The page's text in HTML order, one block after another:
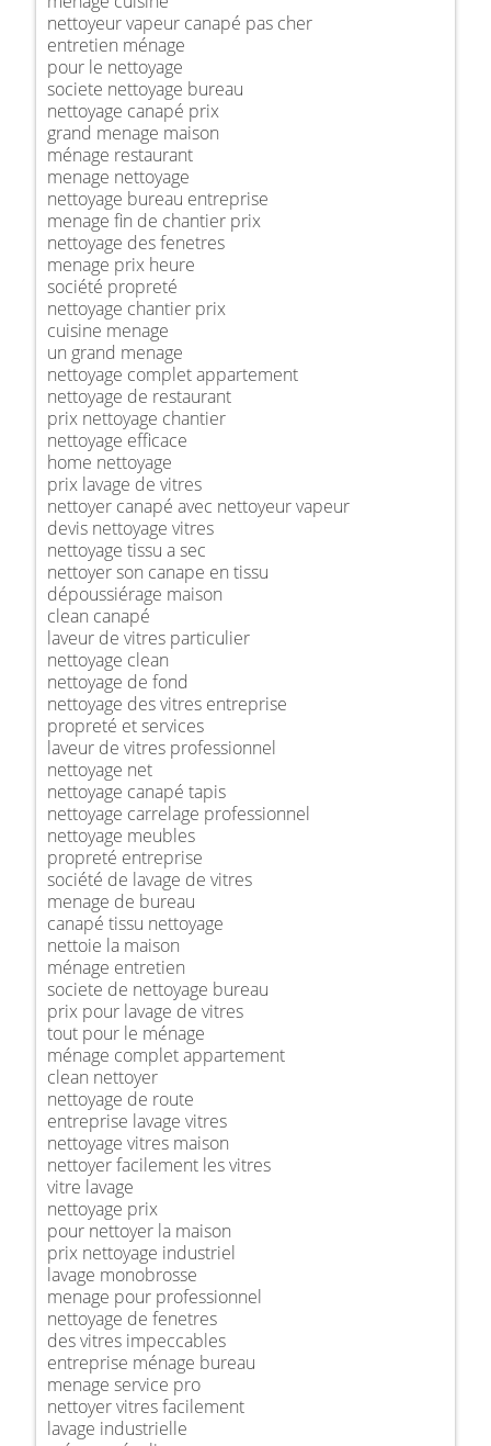
nettoyeur vapeur canapé pas cher
entretien ménage
pour le nettoyage
societe nettoyage bureau
nettoyage canapé prix
grand menage maison
ménage restaurant
menage nettoyage
nettoyage bureau entreprise
menage fin de chantier prix
nettoyage des fenetres
menage prix heure
société propreté
nettoyage chantier prix
cuisine menage
un grand menage
nettoyage complet appartement
nettoyage de restaurant
prix nettoyage chantier
nettoyage efficace
home nettoyage
prix lavage de vitres
nettoyer canapé avec nettoyeur vapeur
devis nettoyage vitres
nettoyage tissu a sec
nettoyer son canape en tissu
dépoussiérage maison
clean canapé
laveur de vitres particulier
nettoyage clean
nettoyage de fond
nettoyage des vitres entreprise
propreté et services
laveur de vitres professionnel
nettoyage net
nettoyage canapé tapis
nettoyage carrelage professionnel
nettoyage meubles
propreté entreprise
société de lavage de vitres
menage de bureau
canapé tissu nettoyage
nettoie la maison
ménage entretien
societe de nettoyage bureau
prix pour lavage de vitres
tout pour le ménage
ménage complet appartement
clean nettoyer
nettoyage de route
entreprise lavage vitres
nettoyage vitres maison
nettoyer facilement les vitres
vitre lavage
nettoyage prix
pour nettoyer la maison
prix nettoyage industriel
lavage monobrosse
menage pour professionnel
nettoyage de fenetres
des vitres impeccables
entreprise ménage bureau
menage service pro
nettoyer vitres facilement
lavage industrielle